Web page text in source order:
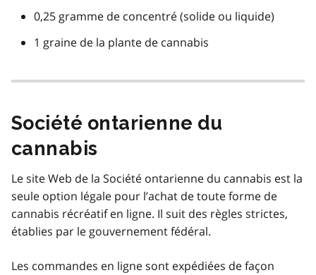
0,25 gramme de concentré (solide ou liquide)
1 graine de la plante de cannabis
Société ontarienne du
cannabis
Le site Web de la Société ontarienne du cannabis est la
seule option légale pour l’achat de toute forme de
cannabis récréatif en ligne. Il suit des règles strictes,
établies par le gouvernement fédéral.
Les commandes en ligne sont expédiées de façon